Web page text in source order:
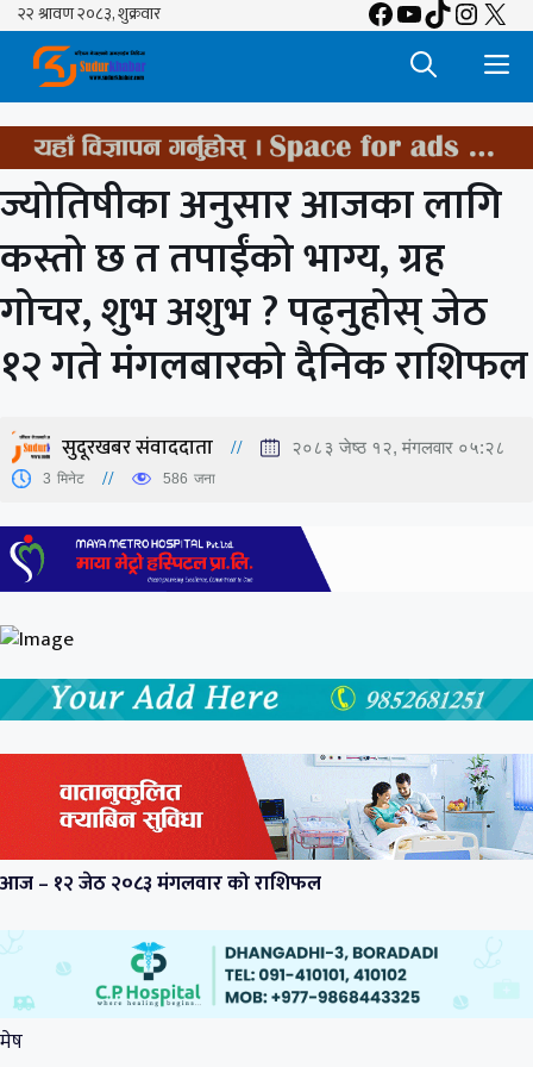
Skip
content
Facebook
YouTube
TikTok
X
ज्योतिषीका अनुसार आजका लागि
कस्तो छ त तपाईंको भाग्य, ग्रह
गोचर, शुभ अशुभ ? पढ्नुहोस् जेठ
१२ गते मंगलबारको दैनिक राशिफल
सुदूरखबर संवाददाता २०८३ जेष्ठ १२, मंगलवार ०५:२८
3 मिनेट 586 जना
आज – १२ जेठ २०८३ मंगलवार को राशिफल
मेष